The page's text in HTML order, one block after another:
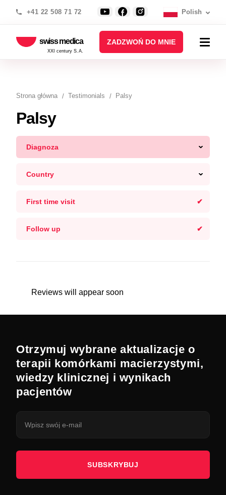
+41 22 508 71 72 Polish
swiss medica
XXI century S.A.
ZADZWOŃ DO MNIE
Strona główna Testimonials Palsy
Palsy
Diagnoza
Country
First time visit
Follow up
Reviews will appear soon
Otrzymuj wybrane aktualizacje o
terapii komórkami macierzystymi,
wiedzy klinicznej i wynikach
pacjentów
SUBSKRYBUJ